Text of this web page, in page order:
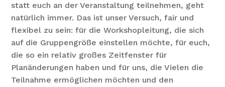
statt euch an der Veranstaltung teilnehmen, geht
natürlich immer. Das ist unser Versuch, fair und
flexibel zu sein: für die Workshopleitung, die sich
auf die Gruppengröße einstellen möchte, für euch,
die so ein relativ großes Zeitfenster für
Planänderungen haben und für uns, die Vielen die
Teilnahme ermöglichen möchten und den